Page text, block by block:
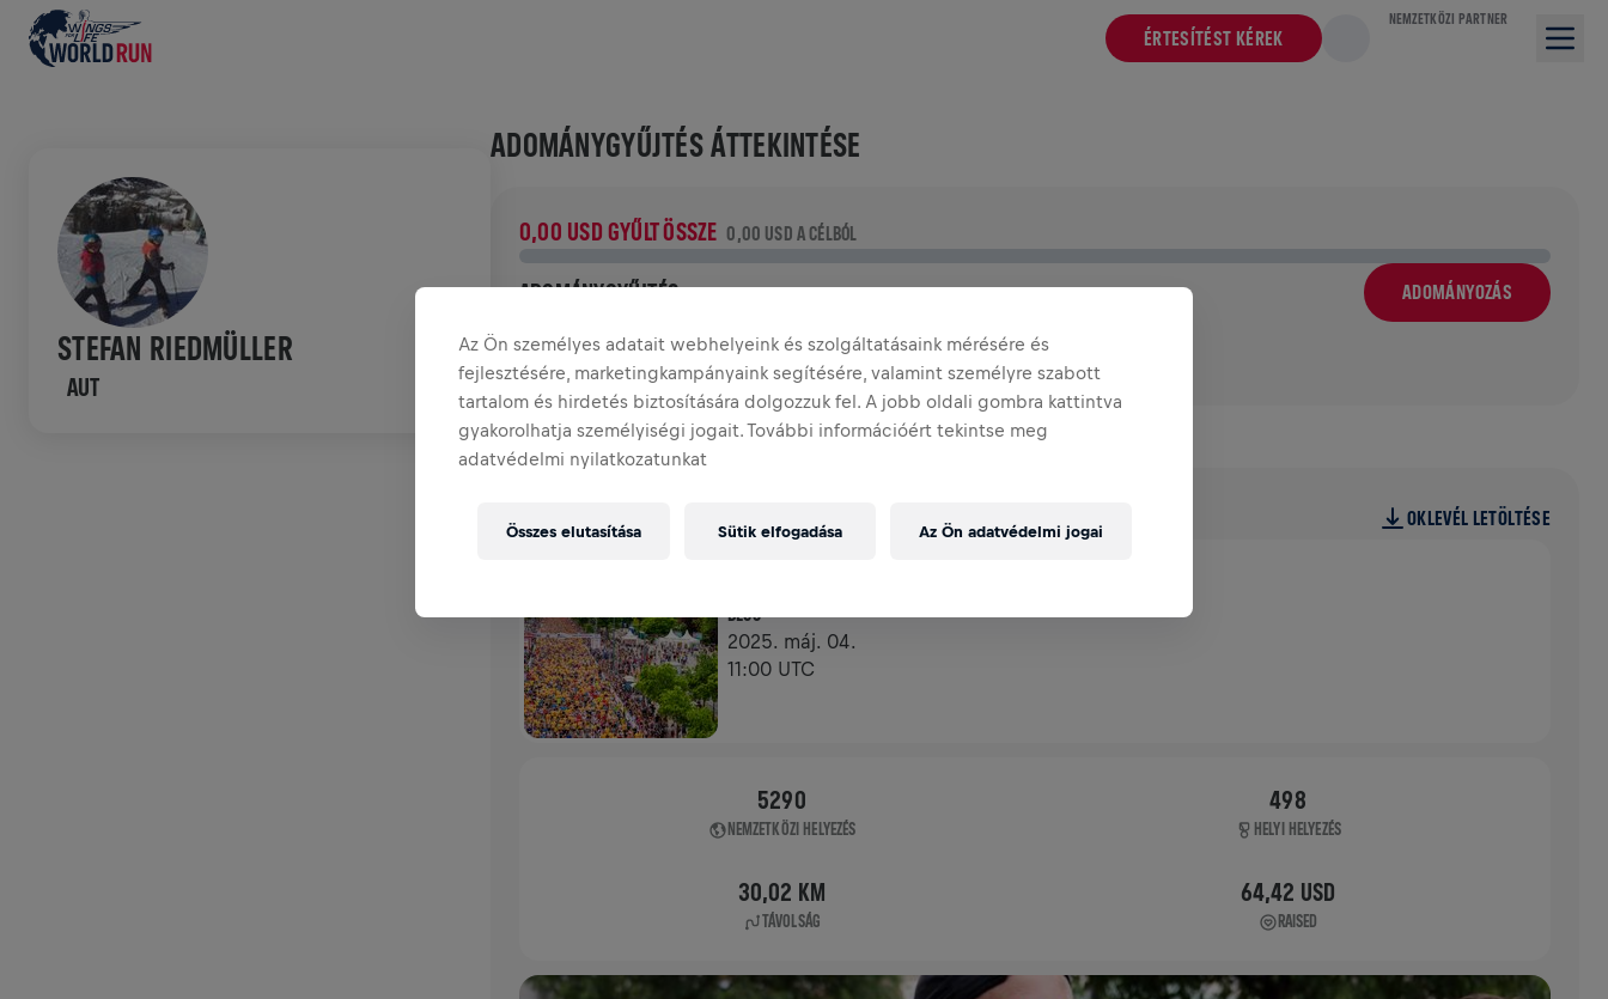
ÉRTESÍTÉST KÉREK
NEMZETKÖZI PARTNER
STEFAN RIEDMÜLLER
AUT
ADOMÁNYGYŰJTÉS ÁTTEKINTÉSE
0,00 USD GYŰLT ÖSSZE 0,00 USD A CÉLBÓL
ADOMÁNYGYŰJTÉS ADOMÁNYOZÁS
Adományozz a változásért! Az adományod 100%‑át a
gerincvelő‑kutatásra fordítják.
TÖRTÉNETÜNK
WINGS FOR LIFE WORLD RUN 2025 OKLEVÉL LETÖLTÉSE
BÉCS
2025. máj. 04.
11:00 UTC
5290
NEMZETKÖZI HELYEZÉS
498
HELYI HELYEZÉS
30,02 KM
TÁVOLSÁG
64,42 USD
RAISED
Az Ön személyes adatait webhelyeink és szolgáltatásaink mérésére és
fejlesztésére, marketingkampányaink segítésére, valamint személyre szabott
tartalom és hirdetés biztosítására dolgozzuk fel. A jobb oldali gombra kattintva
gyakorolhatja személyiségi jogait. További információért tekintse meg
adatvédelmi nyilatkozatunkat
Az Ön adatvédelmi jogai
Összes elutasítása Sütik elfogadása